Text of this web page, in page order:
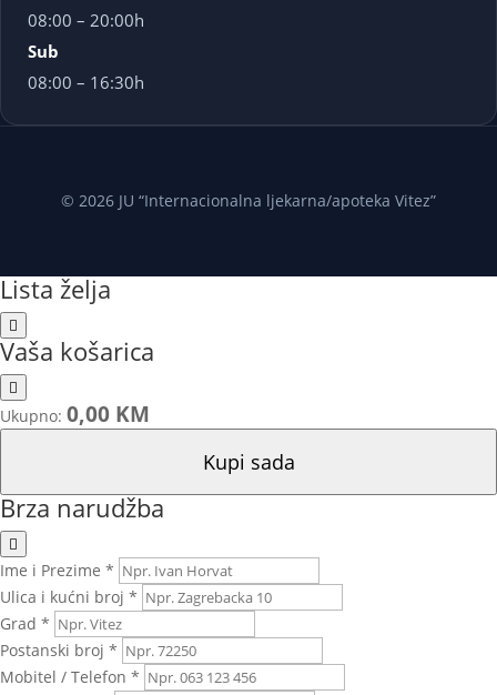
08:00 – 20:00h
Sub
08:00 – 16:30h
© 2026 JU “Internacionalna ljekarna/apoteka Vitez”
Lista želja
Vaša košarica
Ukupno: 0,00 KM
Kupi sada
Brza narudžba
Ime i Prezime *
Ulica i kućni broj *
Grad *
Postanski broj *
Mobitel / Telefon *